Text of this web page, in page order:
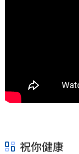
祝你健康